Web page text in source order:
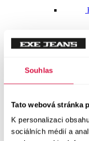
Souhlas
Tato webová stránka
K personalizaci
sociálních médií a
Vše v